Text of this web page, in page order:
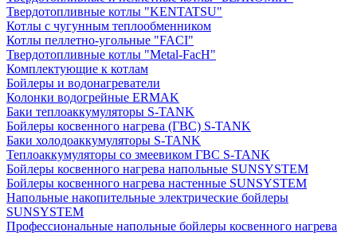
Твердотопливные котлы "KENTATSU"
Котлы с чугунным теплообменником
Котлы пеллетно-угольные "FACI"
Твердотопливные котлы "Metal-FacH"
Комплектующие к котлам
Бойлеры и водонагреватели
Колонки водогрейные ERMAK
Баки теплоаккумуляторы S-TANK
Бойлеры косвенного нагрева (ГВС) S-TANK
Баки холодоаккумуляторы S-TANK
Теплоаккумуляторы со змеевиком ГВС S-TANK
Бойлеры косвенного нагрева напольные SUNSYSTEM
Бойлеры косвенного нагрева настенные SUNSYSTEM
Напольные накопительные электрические бойлеры
SUNSYSTEM
Профессиональные напольные бойлеры косвенного нагрева